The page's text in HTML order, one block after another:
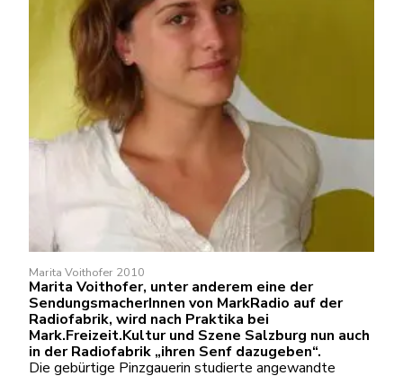
Marita Voithofer 2010
Marita Voithofer, unter anderem eine der
SendungsmacherInnen von MarkRadio auf der
Radiofabrik, wird nach Praktika bei
Mark.Freizeit.Kultur und Szene Salzburg nun auch
in der Radiofabrik „ihren Senf dazugeben“.
Die gebürtige Pinzgauerin studierte angewandte